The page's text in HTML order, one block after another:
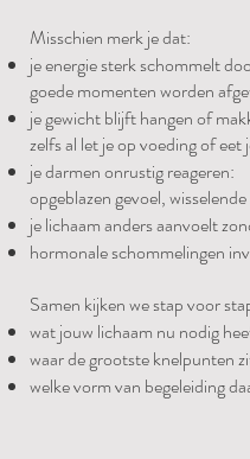
Misschien merk je dat:
je energie sterk schommelt
goede momenten worden
je gewicht blijft hangen of
zelfs al let je op voeding of eet
je darmen onrustig reageren:
opgeblazen gevoel,
je lichaam anders aanvoelt
hormonale schommelingen
Samen kijken we stap voor
wat jouw lichaam nu nodig
waar de grootste knelpunten
welke vorm van begeleiding